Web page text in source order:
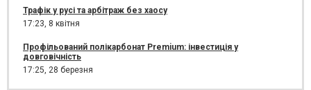
Трафік у русі та арбітраж без хаосу
17:23, 8 квітня
Профільований полікарбонат Premium: інвестиція у
довговічність
17:25, 28 березня